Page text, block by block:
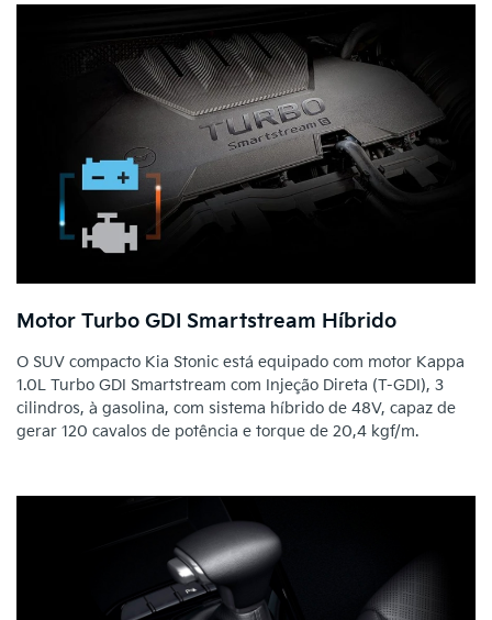
Motor Turbo GDI Smartstream Híbrido
O SUV compacto Kia Stonic está equipado com motor Kappa
1.0L Turbo GDI Smartstream com Injeção Direta (T-GDI), 3
cilindros, à gasolina, com sistema híbrido de 48V, capaz de
gerar 120 cavalos de potência e torque de 20,4 kgf/m.